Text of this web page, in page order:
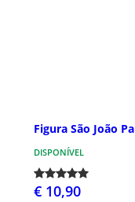
Figura São João
DISPONÍVEL
€ 10,90